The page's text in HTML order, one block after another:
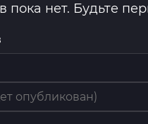
пока нет. Будьте